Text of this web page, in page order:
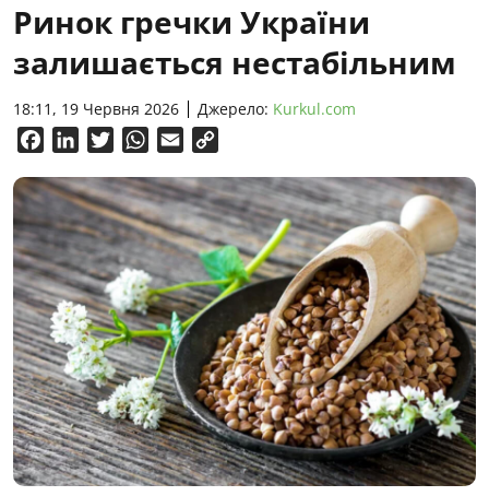
Ринок гречки України
залишається нестабільним
18:11, 19 Червня 2026 Джерело: Kurkul.com
FacebookLinkedInTwitterWhatsApp
Email